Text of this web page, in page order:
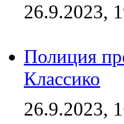
26.9.2023,
Полиция
Классико
26.9.2023,